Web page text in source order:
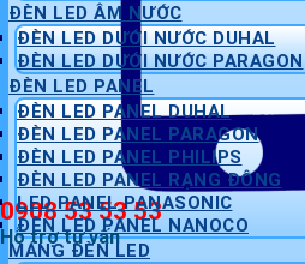
0908 53 53 53
Hỗ trợ tư vấn
ĐÈN LED ÂM NƯỚC
ĐÈN LED DƯỚI NƯỚC DUHAL
ĐÈN LED DƯỚI NƯỚC PARAGON
ĐÈN LED PANEL
ĐÈN LED PANEL DUHAL
ĐÈN LED PANEL PARAGON
ĐÈN LED PANEL PHILIPS
ĐÈN LED PANEL RẠNG ĐÔNG
LED PANEL PANASONIC
ĐÈN LED PANEL NANOCO
MÁNG ĐÈN LED